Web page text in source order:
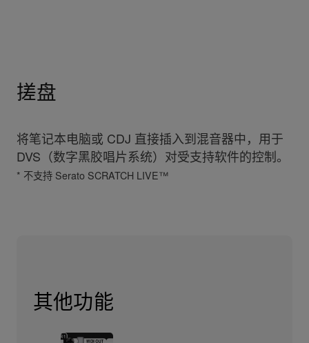
搓盘
将笔记本电脑或 CDJ 直接插入到混音器中，用于
DVS（数字黑胶唱片系统）对受支持软件的控制。
* 不支持 Serato SCRATCH LIVE™
其他功能